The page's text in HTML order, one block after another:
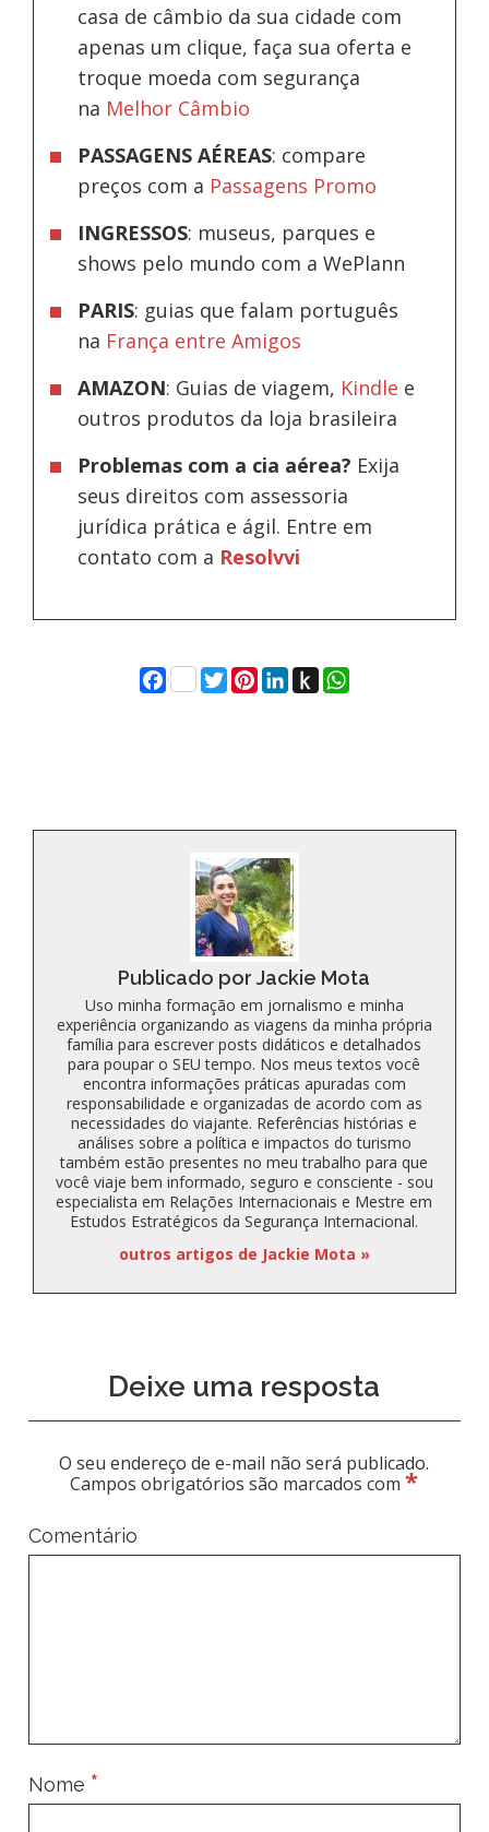
casa de câmbio da sua cidade com
apenas um clique, faça sua oferta e
troque moeda com segurança
na Melhor Câmbio
PASSAGENS AÉREAS: compare
preços com a Passagens Promo
INGRESSOS: museus, parques e
shows pelo mundo com a WePlann
PARIS: guias que falam português
na França entre Amigos
AMAZON: Guias de viagem, Kindle e
outros produtos da loja brasileira
Problemas com a cia aérea? Exija
seus direitos com assessoria
jurídica prática e ágil. Entre em
contato com a Resolvvi
Facebook
Twitter
Pinterest
LinkedIn
Push
to
WhatsApp
Publicado por Jackie Mota
Uso minha formação em jornalismo e minha
experiência organizando as viagens da minha própria
família para escrever posts didáticos e detalhados
para poupar o SEU tempo. Nos meus textos você
encontra informações práticas apuradas com
responsabilidade e organizadas de acordo com as
necessidades do viajante. Referências histórias e
análises sobre a política e impactos do turismo
também estão presentes no meu trabalho para que
você viaje bem informado, seguro e consciente - sou
especialista em Relações Internacionais e Mestre em
Estudos Estratégicos da Segurança Internacional.
outros artigos de Jackie Mota »
Deixe uma resposta
O seu endereço de e-mail não será publicado.
Campos obrigatórios são marcados com*
Comentário
Nome *